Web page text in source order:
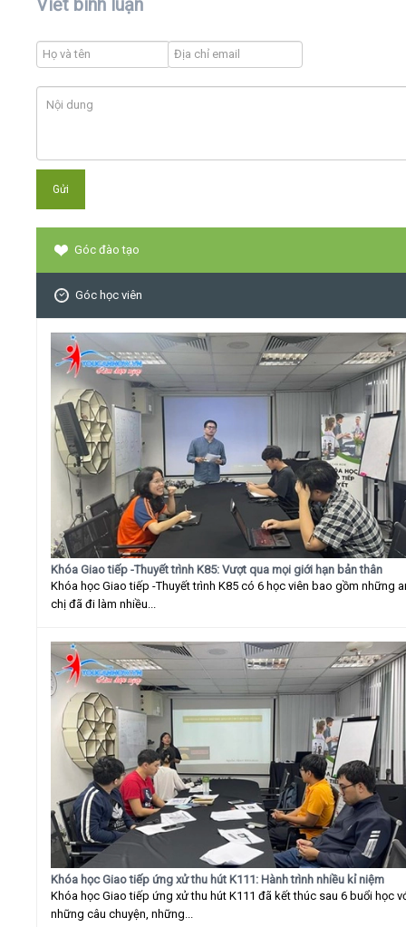
Viết bình luận
Góc đào tạo
Góc học viên
Khóa Giao tiếp -Thuyết trình K85: Vượt qua mọi giới hạn bản thân
Khóa học Giao tiếp -Thuyết trình K85 có 6 học viên bao gồm những
chị đã đi làm nhiều...
Khóa học Giao tiếp ứng xử thu hút K111: Hành trình nhiều kỉ niệm
Khóa học Giao tiếp ứng xử thu hút K111 đã kết thúc sau 6 buổi học
những câu chuyện, những...